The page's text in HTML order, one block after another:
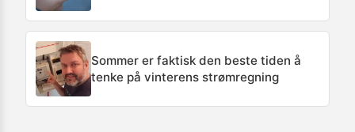
Sommer er faktisk den beste tiden å
tenke på vinterens strømregning